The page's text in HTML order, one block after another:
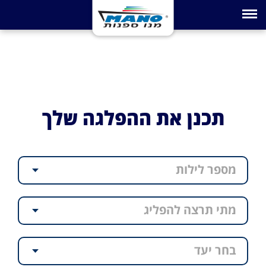
Toggle navigation
תכנן את ההפלגה שלך
מספר לילות
מתי תרצה להפליג
בחר יעד